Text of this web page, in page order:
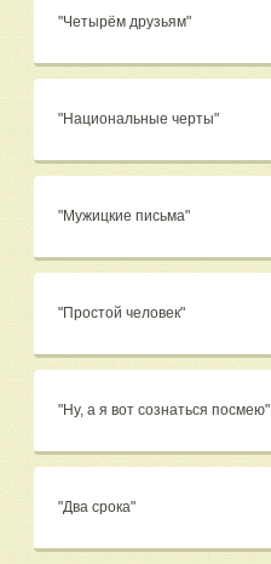
"Четырём друзьям"
"Национальные черты"
"Мужицкие письма"
"Простой человек"
"Ну, а я вот сознаться посмею"
"Два срока"